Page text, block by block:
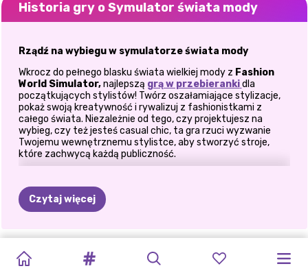
Historia gry o Symulator świata mody
Rządź na wybiegu w symulatorze świata mody
Wkrocz do pełnego blasku świata wielkiej mody z Fashion
World Simulator,najlepszą grą w przebieranki dla
początkujących stylistów! Twórz oszałamiające stylizacje,
pokaż swoją kreatywność i rywalizuj z fashionistkami z
całego świata. Niezależnie od tego, czy projektujesz na
wybieg, czy też jesteś casual chic, ta gra rzuci wyzwanie
Twojemu wewnętrznemu stylistce, aby stworzyć stroje,
które zachwycą każdą publiczność.
Ubierz się, żeby zrobić wrażenie
modnych topów, eleganckich spodni i wyrazistych dodatków.
możliwości są nieograniczone.
Czytaj więcej
BFF
W
CRYPTO
GALS
MODOWE:
PRINXY
DUMA
TĘCZOWA
TIKTOK
TRENDS:
MODA
DOODLE
WYZWANIE
WYZWANIE